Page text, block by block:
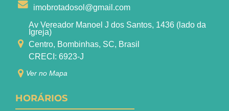
imobrotadosol@gmail.com
Av Vereador Manoel J dos Santos, 1436 (lado da
Igreja)
Centro, Bombinhas, SC, Brasil
CRECI: 6923-J
Ver no Mapa
HORÁRIOS